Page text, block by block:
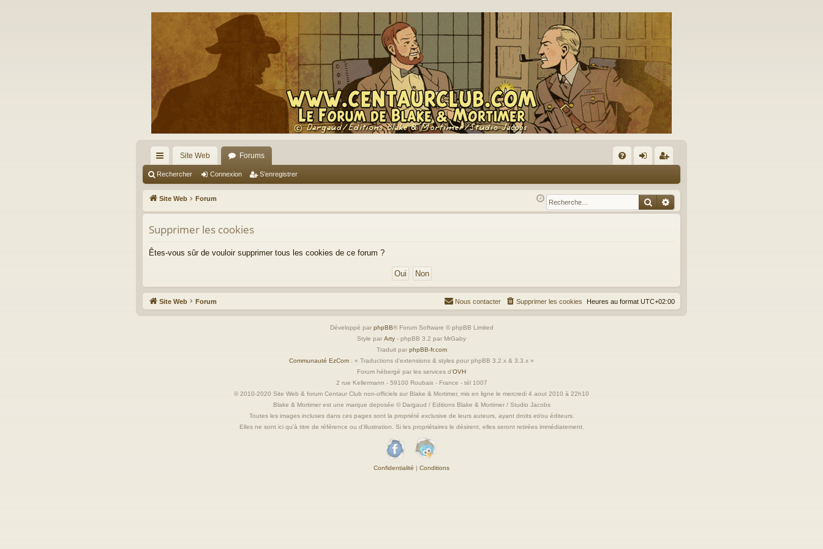
cc
ès
ra
pi
Site Web Forums
Q ne
xi
nr
eg
Rechercher Connexion S’enregistrer
Site Web Forum Rechercher
Recherche avancée
Supprimer les cookies
Êtes-vous sûr de vouloir supprimer tous les cookies de ce forum ?
Site Web Forum Heures au format UTC+02:00
Supprimer les cookies
Nous contacter
Développé par phpBB® Forum Software © phpBB Limited
Style par Arty - phpBB 3.2 par MrGaby
Traduit par phpBB-fr.com
Communauté EzCom : « Traductions d'extensions & styles pour phpBB 3.2.x & 3.3.x »
Forum hébergé par les services d’OVH
2 rue Kellermann - 59100 Roubaix - France - tél 1007
© 2010-2020 Site Web & forum Centaur Club non-officiels sur Blake & Mortimer, mis en ligne le mercredi 4 aout 2010 à 22h10
Blake & Mortimer est une marque deposée © Dargaud / Editions Blake & Mortimer / Studio Jacobs
Toutes les images incluses dans ces pages sont la propriété exclusive de leurs auteurs, ayant droits et/ou éditeurs.
Elles ne sont ici qu'à titre de référence ou d'illustration. Si les propriétaires le désirent, elles seront retirées immédiatement.
Confidentialité | Conditions